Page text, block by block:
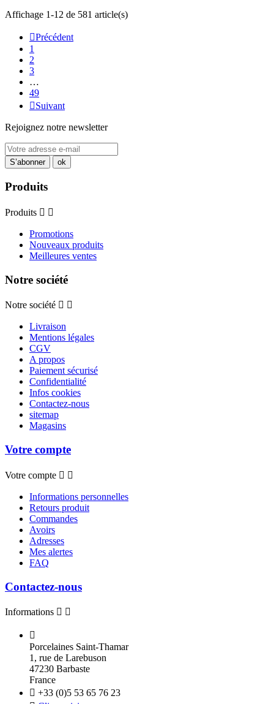
Affichage 1-12 de 581 article(s)
Précédent
1
2
3
…
49
Suivant
Rejoignez notre newsletter
Produits
Produits  
Promotions
Nouveaux produits
Meilleures ventes
Notre société
Notre société  
Livraison
Mentions légales
CGV
A propos
Paiement sécurisé
Confidentialité
Infos cookies
Contactez-nous
sitemap
Magasins
Votre compte
Votre compte  
Informations personnelles
Retours produit
Commandes
Avoirs
Adresses
Mes alertes
FAQ
Contactez-nous
Informations  

Porcelaines Saint-Thamar
1, rue de Larebuson
47230 Barbaste
France
 +33 (0)5 53 65 76 23